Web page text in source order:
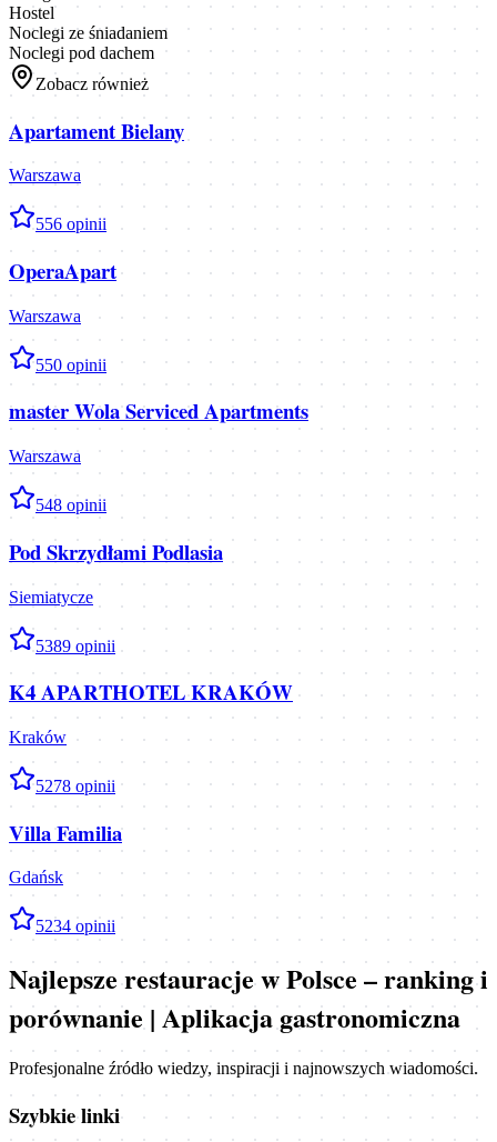
Hostel
Noclegi ze śniadaniem
Noclegi pod dachem
Zobacz również
Apartament Bielany
Warszawa
556 opinii
OperaApart
Warszawa
550 opinii
master Wola Serviced Apartments
Warszawa
548 opinii
Pod Skrzydłami Podlasia
Siemiatycze
5389 opinii
K4 APARTHOTEL KRAKÓW
Kraków
5278 opinii
Villa Familia
Gdańsk
5234 opinii
Najlepsze restauracje w Polsce – ranking i
porównanie | Aplikacja gastronomiczna
Profesjonalne źródło wiedzy, inspiracji i najnowszych wiadomości.
Szybkie linki